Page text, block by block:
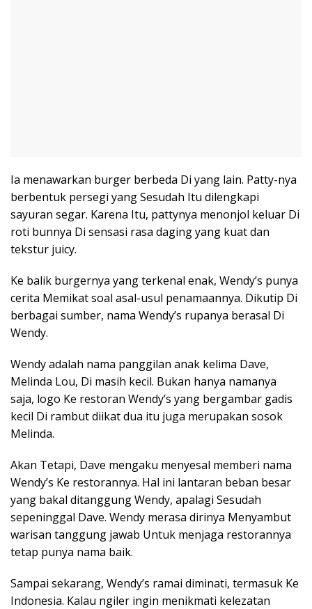
Ia menawarkan burger berbeda Di yang lain. Patty-nya
berbentuk persegi yang Sesudah Itu dilengkapi
sayuran segar. Karena Itu, pattynya menonjol keluar Di
roti bunnya Di sensasi rasa daging yang kuat dan
tekstur juicy.
Ke balik burgernya yang terkenal enak, Wendy’s punya
cerita Memikat soal asal-usul penamaannya. Dikutip Di
berbagai sumber, nama Wendy’s rupanya berasal Di
Wendy.
Wendy adalah nama panggilan anak kelima Dave,
Melinda Lou, Di masih kecil. Bukan hanya namanya
saja, logo Ke restoran Wendy’s yang bergambar gadis
kecil Di rambut diikat dua itu juga merupakan sosok
Melinda.
Akan Tetapi, Dave mengaku menyesal memberi nama
Wendy’s Ke restorannya. Hal ini lantaran beban besar
yang bakal ditanggung Wendy, apalagi Sesudah
sepeninggal Dave. Wendy merasa dirinya Menyambut
warisan tanggung jawab Untuk menjaga restorannya
tetap punya nama baik.
Sampai sekarang, Wendy’s ramai diminati, termasuk Ke
Indonesia. Kalau ngiler ingin menikmati kelezatan